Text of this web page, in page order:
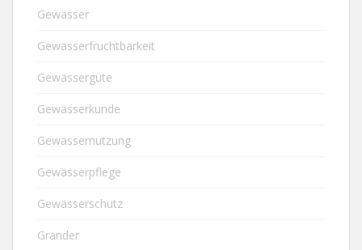
Gewässer
Gewässerfruchtbarkeit
Gewässergüte
Gewässerkunde
Gewässernutzung
Gewässerpflege
Gewässerschutz
Grander